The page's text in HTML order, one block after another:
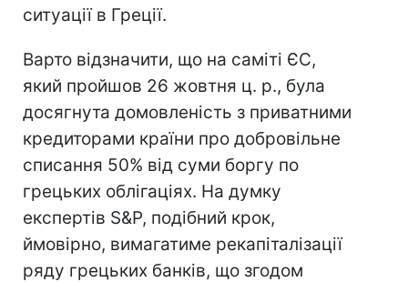
ситуації в Греції.
Варто відзначити, що на саміті ЄС,
який пройшов 26 жовтня ц. р., була
досягнута домовленість з приватними
кредиторами країни про добровільне
списання 50% від суми боргу по
грецьких облігаціях. На думку
експертів S&Р, подібний крок,
ймовірно, вимагатиме рекапіталізації
ряду грецьких банків, що згодом